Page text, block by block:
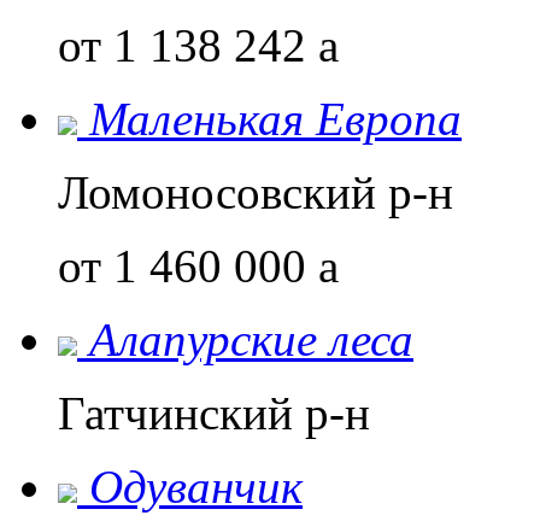
от 1 138 242 a
Маленькая Европа
Ломоносовский р-н
от 1 460 000 a
Алапурские леса
Гатчинский р-н
Одуванчик